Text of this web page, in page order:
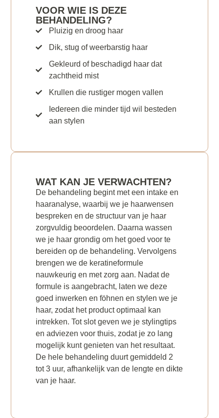
VOOR WIE IS DEZE
BEHANDELING?
Pluizig en droog haar
Dik, stug of weerbarstig haar
Gekleurd of beschadigd haar dat
zachtheid mist
Krullen die rustiger mogen vallen
Iedereen die minder tijd wil besteden
aan stylen
WAT KAN JE VERWACHTEN?
De behandeling begint met een intake en
haaranalyse, waarbij we je haarwensen
bespreken en de structuur van je haar
zorgvuldig beoordelen. Daarna wassen
we je haar grondig om het goed voor te
bereiden op de behandeling. Vervolgens
brengen we de keratineformule
nauwkeurig en met zorg aan. Nadat de
formule is aangebracht, laten we deze
goed inwerken en föhnen en stylen we je
haar, zodat het product optimaal kan
intrekken. Tot slot geven we je stylingtips
en adviezen voor thuis, zodat je zo lang
mogelijk kunt genieten van het resultaat.
De hele behandeling duurt gemiddeld 2
tot 3 uur, afhankelijk van de lengte en dikte
van je haar.